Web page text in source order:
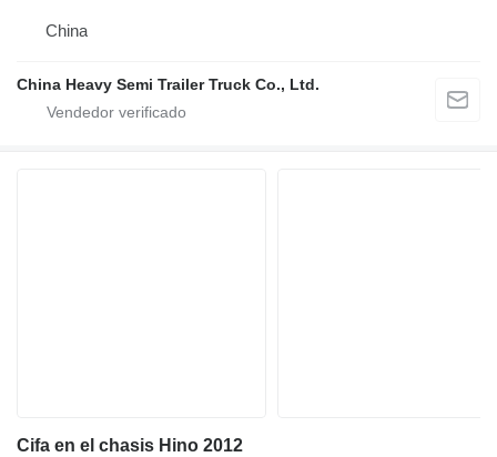
China
China Heavy Semi Trailer Truck Co., Ltd.
Cifa en el chasis Hino 2012